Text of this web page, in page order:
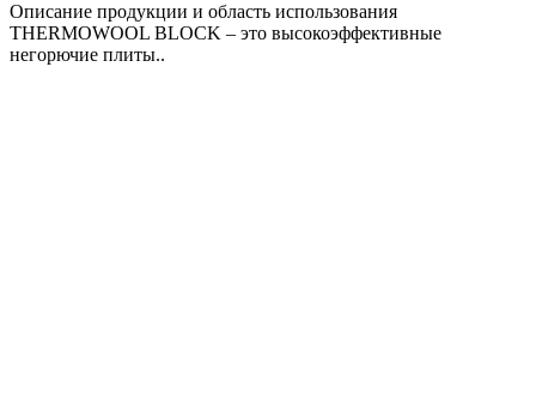
Описание продукции и область использования
THERMOWOOL BLOCK – это высокоэффективные
негорючие плиты..